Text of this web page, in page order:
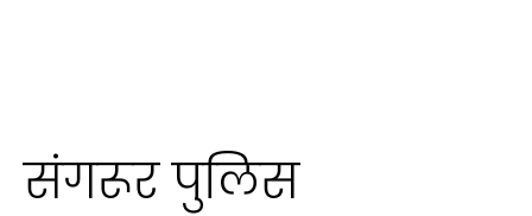
संगरूर पुलिस